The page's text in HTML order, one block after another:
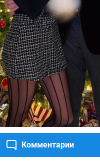
Комментарии
невеста Эмма Крокдал отмечают
/ Instagram (соцсеть